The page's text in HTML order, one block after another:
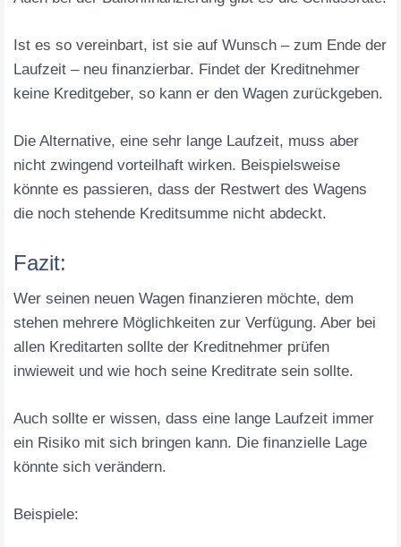
Ist es so vereinbart, ist sie auf Wunsch – zum Ende der
Laufzeit – neu finanzierbar. Findet der Kreditnehmer
keine Kreditgeber, so kann er den Wagen zurückgeben.
Die Alternative, eine sehr lange Laufzeit, muss aber
nicht zwingend vorteilhaft wirken. Beispielsweise
könnte es passieren, dass der Restwert des Wagens
die noch stehende Kreditsumme nicht abdeckt.
Fazit:
Wer seinen neuen Wagen finanzieren möchte, dem
stehen mehrere Möglichkeiten zur Verfügung. Aber bei
allen Kreditarten sollte der Kreditnehmer prüfen
inwieweit und wie hoch seine Kreditrate sein sollte.
Auch sollte er wissen, dass eine lange Laufzeit immer
ein Risiko mit sich bringen kann. Die finanzielle Lage
könnte sich verändern.
Beispiele: